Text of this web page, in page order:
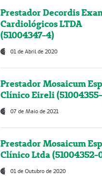
Prestador Decordis
Cardiológicos LTDA
(51004347-4)
01 de Abril de 2020
Prestador Mosaicum
Clínico Eireli
07 de Maio de 2021
Prestador Mosaicum
Clínico Ltda (51004352-
01 de Outubro de 2020